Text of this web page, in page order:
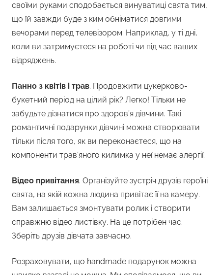
своїми руками сподобається винуватиці свята тим,
що їй завжди буде з ким обніматися довгими
вечорами перед телевізором. Наприклад, у ті дні,
коли ви затримуєтеся на роботі чи під час ваших
відряджень.
Панно з квітів і трав. Продовжити цукерково-
букетний період на цілий рік? Легко! Тільки не
забудьте дізнатися про здоров’я дівчини. Такі
романтичні подарунки дівчині можна створювати
тільки після того, як ви переконаєтеся, що на
компоненти трав’яного килимка у неї немає алергії.
Відео привітання. Організуйте зустріч друзів героїні
свята, на якій кожна людина привітає її на камеру.
Вам залишається змонтувати ролик і створити
справжню відео листівку. На це потрібен час.
Зберіть друзів дівчата завчасно.
Розраховувати, що handmade подарунок можна